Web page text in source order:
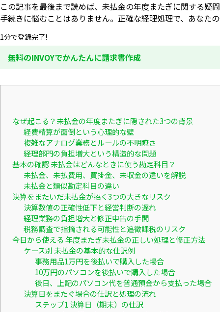
この記事を最後まで読めば、未払金の年度またぎに関する疑
手続きに悩むことはありません。正確な経理処理で、あなた
1分で登録完了!
無料のINVOYでかんたんに請求書作成
なぜ起こる？未払金の年度またぎに隠された3つの背景
経費精算が面倒という心理的な壁
複雑なアナログ業務とルールの不明瞭さ
経理部門の負担増大という構造的な問題
基本の確認 未払金はどんなときに使う勘定科目？
未払金、未払費用、買掛金、未収金の違いを解説
未払金と類似勘定科目の違い
決算をまたいだ未払金が招く3つの大きなリスク
決算数値の正確性低下と経営判断の遅れ
経理業務の負担増大と修正申告の手間
税務調査で指摘される可能性と追徴課税のリスク
今日から使える 年度またぎ未払金の正しい処理と修正方法
ケース別 未払金の基本的な仕訳例
事務用品1万円を後払いで購入した場合
10万円のパソコンを後払いで購入した場合
後日、上記のパソコン代を普通預金から支払った場合
決算日をまたぐ場合の仕訳と処理の流れ
ステップ1 決算日（期末）の仕訳